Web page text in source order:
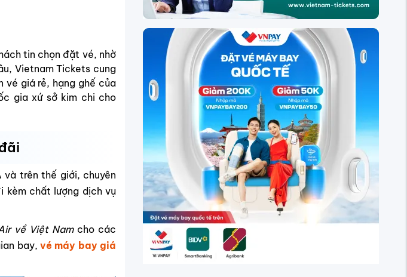
tin chọn đặt vé, nhờ
Vietnam Tickets cung
vé giá rẻ, hạng ghế của
gia xứ sở kim chi cho
và trên thế giới, chuyên
kèm chất lượng dịch vụ
về Việt Namcho các
bay, vé máy bay giá